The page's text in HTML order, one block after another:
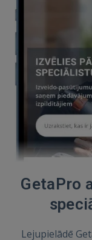
GetaPro
Lejupielādē